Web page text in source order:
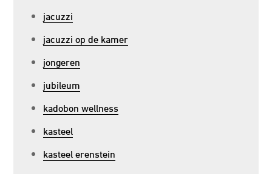
jacuzzi
jacuzzi op de kamer
jongeren
jubileum
kadobon wellness
kasteel
kasteel erenstein